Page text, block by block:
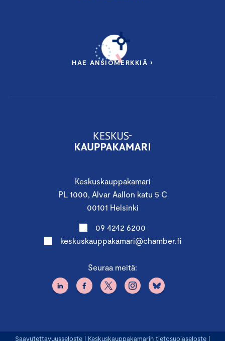
Keskuskauppakamari
PL 1000, Alvar Aallon katu 5 C
00101 Helsinki
09 4242 6200
keskuskauppakamari@chamber.fi
Seuraa meitä:
HAE ANSIOMERKKIÄ ›
Saavutettavuusseloste | Keskuskauppakamarin tietosuojaseloste |